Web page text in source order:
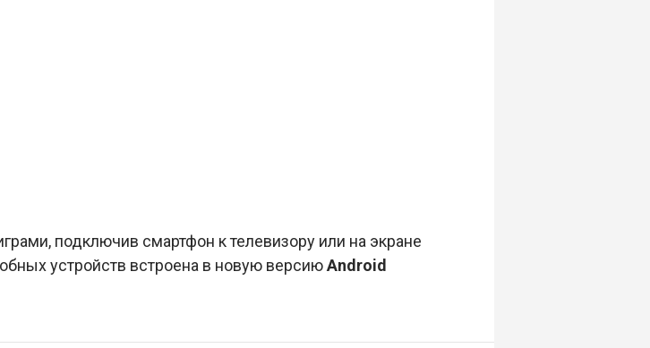
подключив смартфон к телевизору или на экране
устройств встроена в новую версиюAndroid